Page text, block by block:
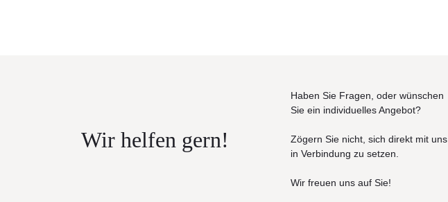
Wir helfen gern!
Haben Sie Fragen, oder wünschen
Sie ein individuelles Angebot?
Zögern Sie nicht, sich direkt mit uns
in Verbindung zu setzen.
Wir freuen uns auf Sie!